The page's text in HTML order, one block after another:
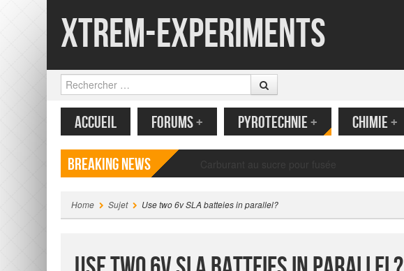
Xtrem-Experiments
Rechercher
MENU
CONTENU PRINCIPAL
ACCUEIL FORUMS+ PYROTECHNIE+ CHIMIE+
Breaking News
Home Sujet Use two 6v SLA batteies in parallel?